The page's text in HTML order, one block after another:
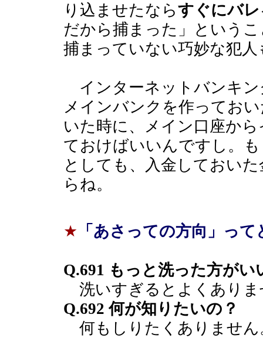
り込ませたならすぐにバ
だから捕まった」という
捕まっていない巧妙な犯
インターネットバンキン
メインバンクを作ってお
いた時に、メイン口座か
ておけばいいんですし。
としても、入金しておい
らね。
★ 「あさっての方向」っ
Q.691 もっと洗った方がい
洗いすぎるとよくありま
Q.692 何が知りたいの？
何もしりたくありません